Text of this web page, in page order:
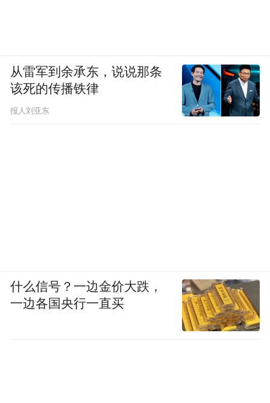
从雷军到余承东，说说那条
该死的传播铁律
报人刘亚东
什么信号？一边金价大跌，
一边各国央行一直买